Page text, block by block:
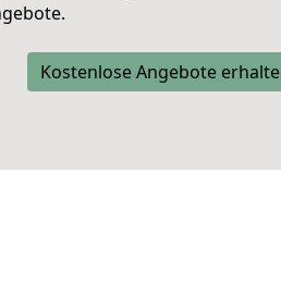
Kostenlose Angebote